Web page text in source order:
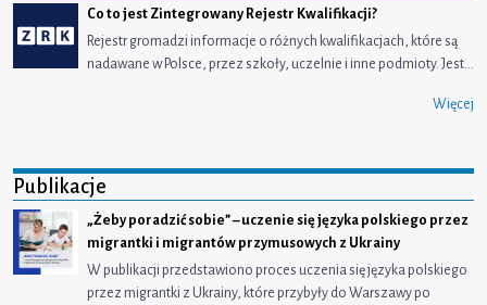
Co to jest Zintegrowany Rejestr Kwalifikacji?
Rejestr gromadzi informacje o różnych kwalifikacjach, które są
nadawane w Polsce, przez szkoły, uczelnie i inne podmioty. Jest…
Więcej
Publikacje
„Żeby poradzić sobie” – uczenie się języka polskiego przez
migrantki i migrantów przymusowych z Ukrainy
W publikacji przedstawiono proces uczenia się języka polskiego
przez migrantki z Ukrainy, które przybyły do Warszawy po